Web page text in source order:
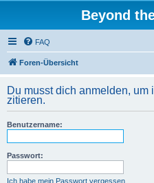
Beyond
FAQ
Foren-Übersicht
Du musst dich anmelden,
zitieren.
Benutzername:
Passwort:
Ich habe mein Passwort vergessen